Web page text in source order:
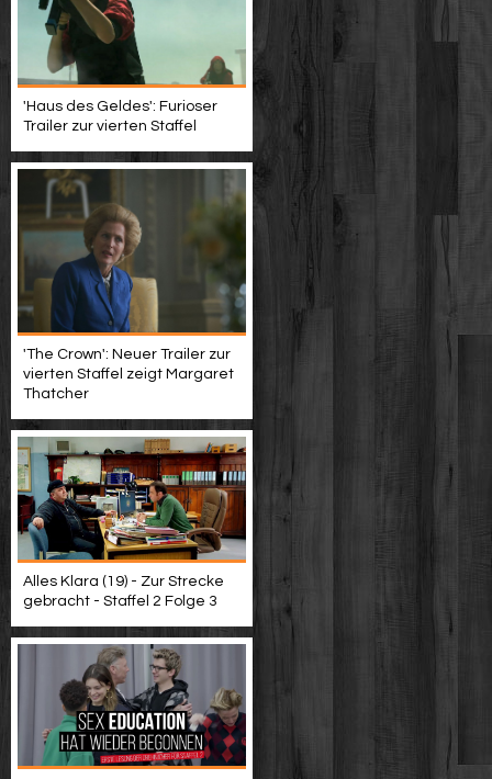
'Haus des Geldes': Furioser
Trailer zur vierten Staffel
'The Crown': Neuer Trailer zur
vierten Staffel zeigt Margaret
Thatcher
Alles Klara (19) - Zur Strecke
gebracht - Staffel 2 Folge 3